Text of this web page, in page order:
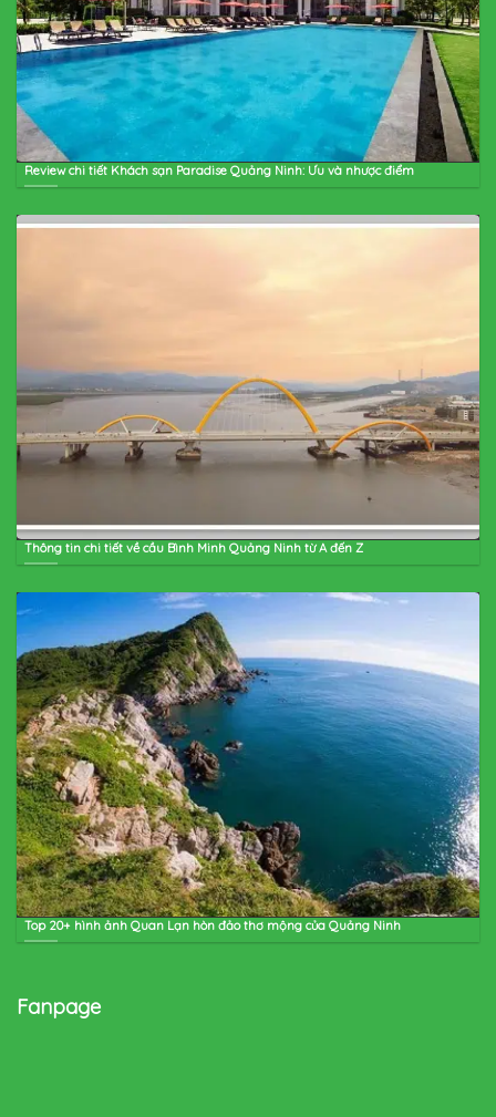
Review chi tiết Khách sạn Paradise Quảng Ninh: Ưu và nhược điểm
Thông tin chi tiết về cầu Bình Minh Quảng Ninh từ A đến Z
Top 20+ hình ảnh Quan Lạn hòn đảo thơ mộng của Quảng Ninh
Fanpage